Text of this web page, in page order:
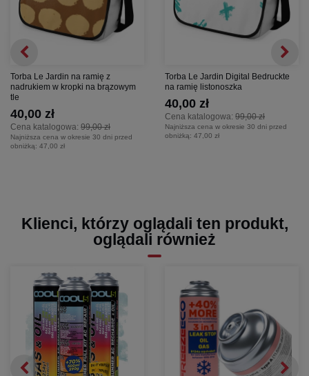
Torba Le Jardin na ramię z
nadrukiem w kropki na brązowym
tle
Cena katalogowa: 99,00 zł
40,00 zł
Najniższa cena w okresie 30 dni przed
obniżką: 47,00 zł
Torba Le Jardin Digital Bedruckte
na ramię listonoszka
Cena katalogowa: 99,00 zł
40,00 zł
Najniższa cena w okresie 30 dni przed
obniżką: 47,00 zł
Klienci, którzy oglądali ten produkt,
oglądali również